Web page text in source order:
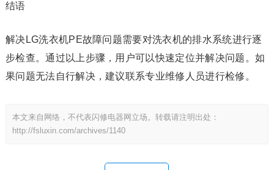
结语
解决LG洗衣机PE故障问题需要对洗衣机的排水系统进行逐
步检查。通过以上步骤，用户可以快速定位并解决问题。如
果问题无法自行解决，建议联系专业维修人员进行检修。
本文来自网络，不代表闪修电器网立场。转载请注明出处：
http://fsluxin.com/archives/1140